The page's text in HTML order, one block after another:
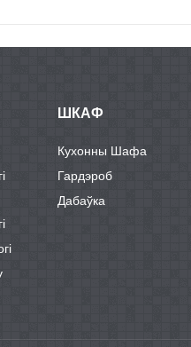
ШКАФ
Кухонны Шафа
Гардэроб
Дабаўка